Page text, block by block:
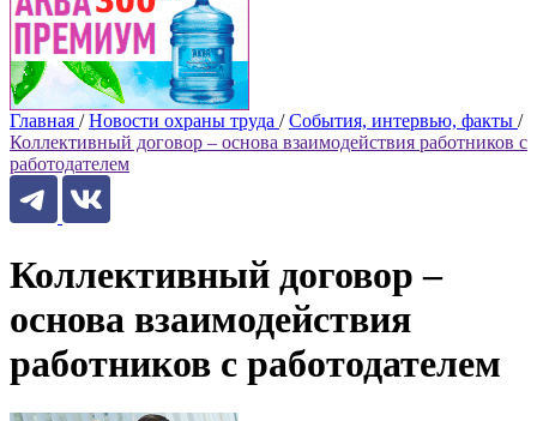
Главная / Новости охраны труда / События, интервью, факты /
Коллективный договор – основа взаимодействия работников с
работодателем
Коллективный договор –
основа взаимодействия
работников с работодателем